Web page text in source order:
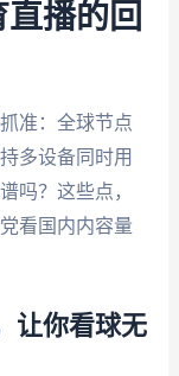
播的回
准：全球节点
多设备同时用
吗？这些点，
看国内内容量
让你看球无